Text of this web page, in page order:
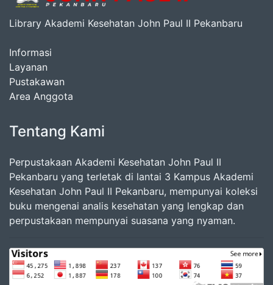
Library Akademi Kesehatan John Paul II Pekanbaru
Informasi
Layanan
Pustakawan
Area Anggota
Tentang Kami
Perpustakaan Akademi Kesehatan John Paul II
Pekanbaru yang terletak di lantai 3 Kampus Akademi
Kesehatan John Paul II Pekanbaru, mempunyai koleksi
buku mengenai analis kesehatan yang lengkap dan
perpustakaan mempunyai suasana yang nyaman.